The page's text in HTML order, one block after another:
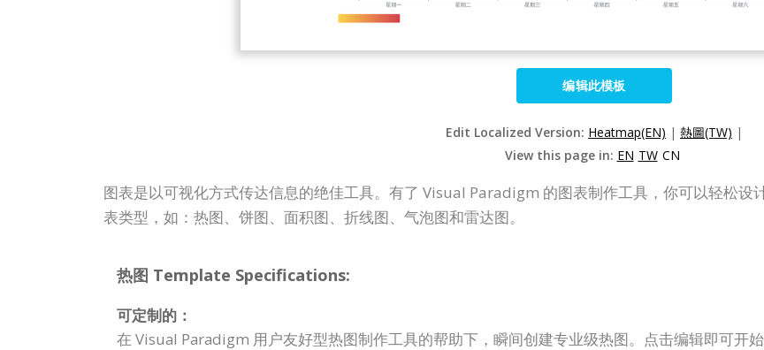
编辑此模板
Edit Localized Version: Heatmap(EN) | 熱圖(TW) |
View this page in: EN TW CN
图表是以可视化方式传达信息的绝佳工具。有了 Visual Paradigm 的图表制作工具，你可以轻松设
表类型，如：热图、饼图、面积图、折线图、气泡图和雷达图。
热图 Template Specifications:
可定制的：
在 Visual Paradigm 用户友好型热图制作工具的帮助下，瞬间创建专业级热图。点击编辑即可开